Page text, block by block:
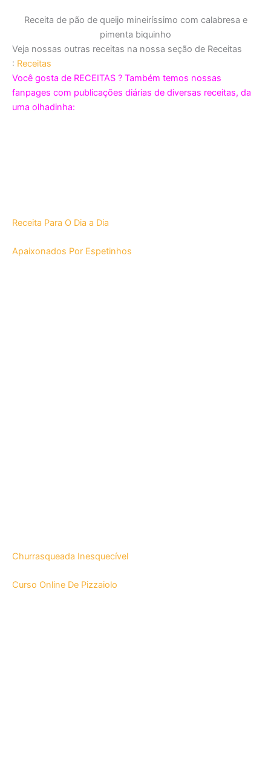
Receita de pão de queijo mineiríssimo com calabresa e
pimenta biquinho
Veja nossas outras receitas na nossa seção de Receitas
: Receitas
Você gosta de RECEITAS ? Também temos nossas
fanpages com publicações diárias de diversas receitas, da
uma olhadinha:
Receita Para O Dia a Dia
Apaixonados Por Espetinhos
Churrasqueada Inesquecível
Curso Online De Pizzaiolo